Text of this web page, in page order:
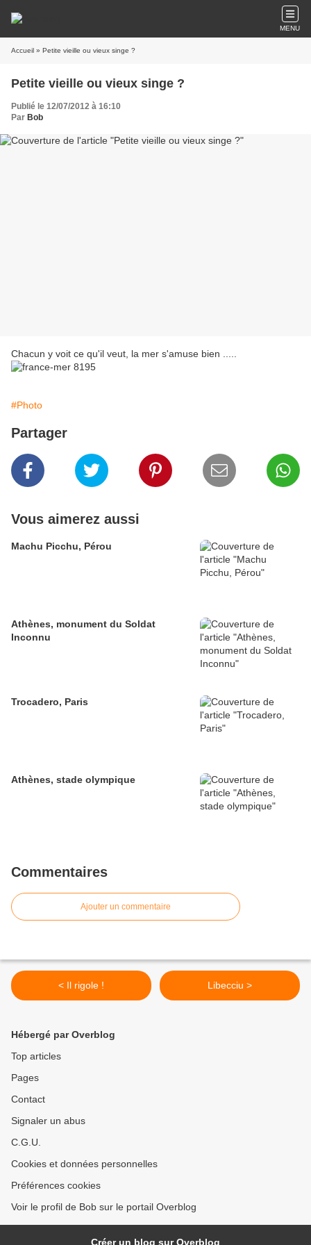
MENU
Accueil » Petite vieille ou vieux singe ?
Petite vieille ou vieux singe ?
Publié le 12/07/2012 à 16:10
Par Bob
Chacun y voit ce qu'il veut, la mer s'amuse bien .....
#Photo
Partager
Vous aimerez aussi
Machu Picchu, Pérou
Athènes, monument du Soldat
Inconnu
Trocadero, Paris
Athènes, stade olympique
Commentaires
Ajouter un commentaire
< Il rigole ! Libecciu >
Hébergé par Overblog
Top articles
Pages
Contact
Signaler un abus
C.G.U.
Cookies et données personnelles
Préférences cookies
Voir le profil de Bob sur le portail Overblog
Créer un blog sur Overblog